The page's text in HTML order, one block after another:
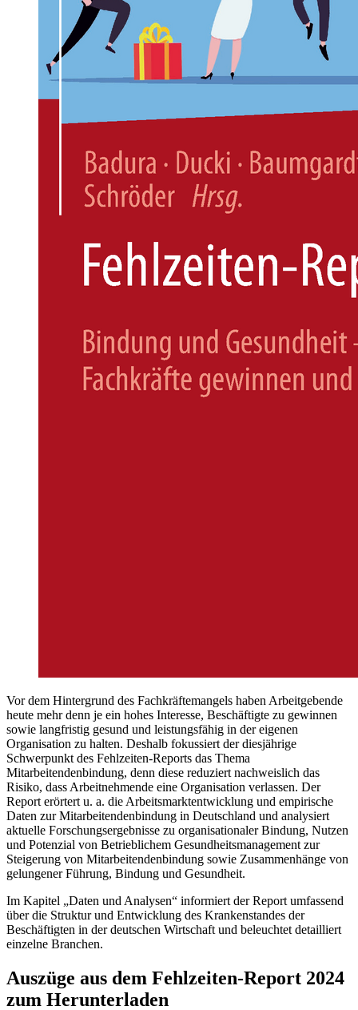
Vor dem Hintergrund des Fachkräftemangels haben Arbeitgebende
heute mehr denn je ein hohes Interesse, Beschäftigte zu gewinnen
sowie langfristig gesund und leistungsfähig in der eigenen
Organisation zu halten. Deshalb fokussiert der diesjährige
Schwerpunkt des Fehlzeiten-Reports das Thema
Mitarbeitendenbindung, denn diese reduziert nachweislich das
Risiko, dass Arbeitnehmende eine Organisation verlassen. Der
Report erörtert u. a. die Arbeitsmarktentwicklung und empirische
Daten zur Mitarbeitendenbindung in Deutschland und analysiert
aktuelle Forschungsergebnisse zu organisationaler Bindung, Nutzen
und Potenzial von Betrieblichem Gesundheitsmanagement zur
Steigerung von Mitarbeitendenbindung sowie Zusammenhänge von
gelungener Führung, Bindung und Gesundheit.
Im Kapitel „Daten und Analysen“ informiert der Report umfassend
über die Struktur und Entwicklung des Krankenstandes der
Beschäftigten in der deutschen Wirtschaft und beleuchtet detailliert
einzelne Branchen.
Auszüge aus dem Fehlzeiten-Report 2024
zum Herunterladen